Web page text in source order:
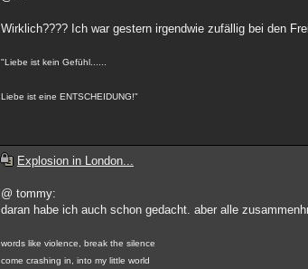
Wirklich???? Ich war gestern irgendwie zufällig bei den
"Liebe ist kein Gefühl......
Liebe ist eine ENTSCHEIDUNG!"
Explosion in London...
@ tommy:
daran habe ich auch schon gedacht. aber alle
words like violence, break the silence
come crashing in, into my little world